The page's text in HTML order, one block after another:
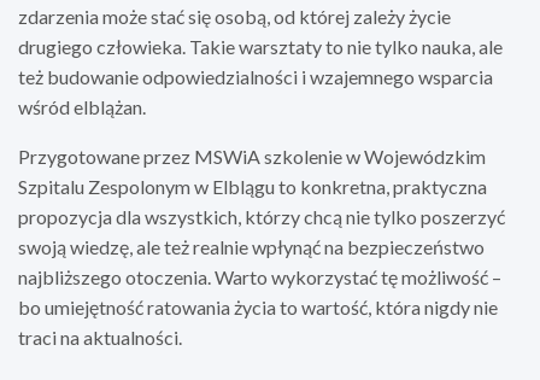
zdarzenia może stać się osobą, od której zależy życie
drugiego człowieka. Takie warsztaty to nie tylko nauka, ale
też budowanie odpowiedzialności i wzajemnego wsparcia
wśród elblążan.
Przygotowane przez MSWiA szkolenie w Wojewódzkim
Szpitalu Zespolonym w Elblągu to konkretna, praktyczna
propozycja dla wszystkich, którzy chcą nie tylko poszerzyć
swoją wiedzę, ale też realnie wpłynąć na bezpieczeństwo
najbliższego otoczenia. Warto wykorzystać tę możliwość –
bo umiejętność ratowania życia to wartość, która nigdy nie
traci na aktualności.